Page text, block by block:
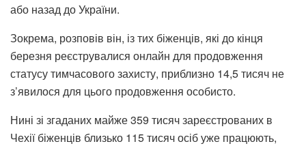
або назад до України.
Зокрема, розповів він, із тих біженців, які до кінця
березня реєструвалися онлайн для продовження
статусу тимчасового захисту, приблизно 14,5 тисяч не
з’явилося для цього продовження особисто.
Нині зі згаданих майже 359 тисяч зареєстрованих в
Чехії біженців близько 115 тисяч осіб уже працюють,